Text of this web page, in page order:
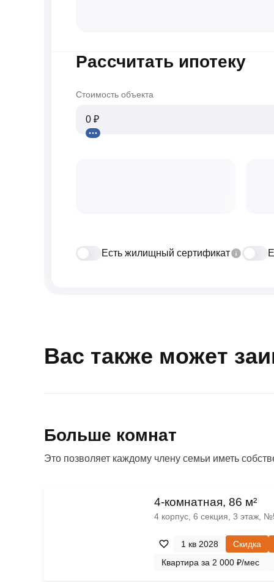
Рассчитать ипотеку
Стоимость объекта
Есть жилищный сертификат
Вас также может
Больше комнат
Это позволяет каждому члену семьи иметь
4-комнатная, 86 м²
4 корпус, 6 секция, 3 этаж,
1 кв 2028
Скидка
Квартира за 2 000 ₽/мес